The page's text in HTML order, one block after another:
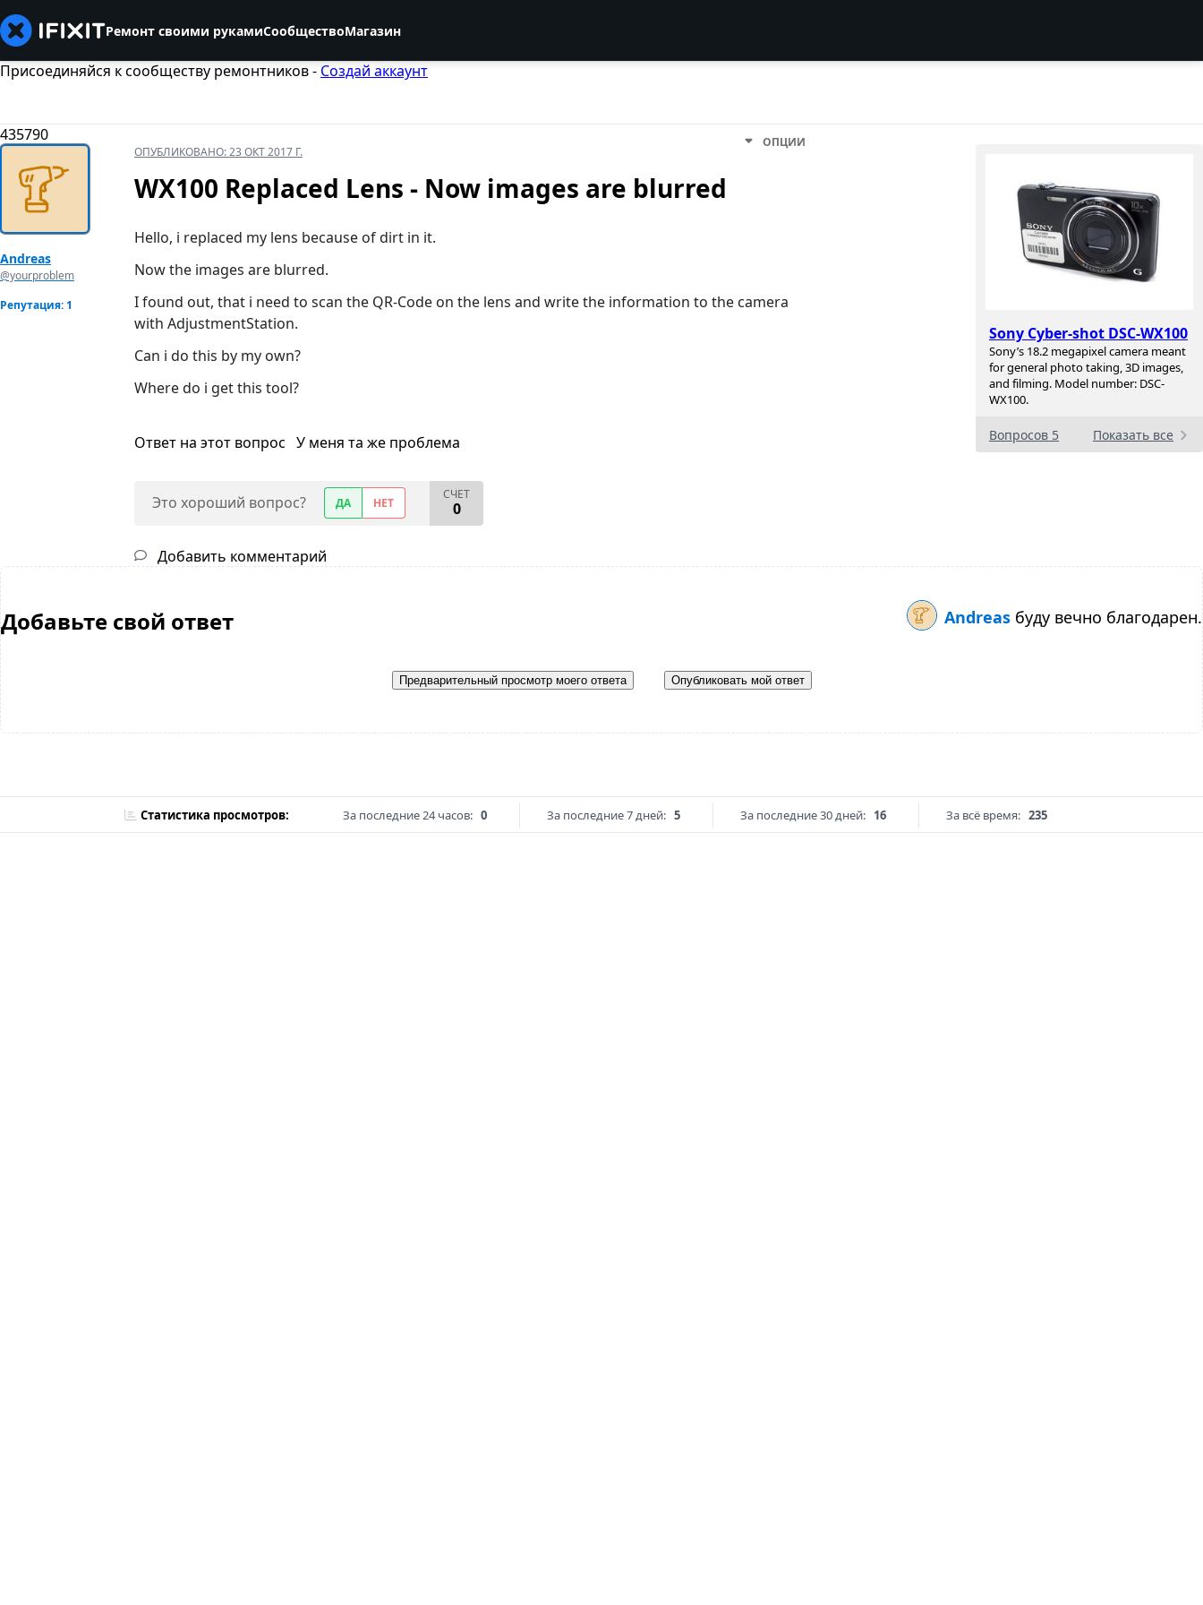
Ремонт своими рукамиСообществоМагазин
Присоединяйся к сообществу ремонтников - Создай аккаунт
435790
Sony Cyber-shot DSC-WX100
Sony’s 18.2 megapixel camera meant
for general photo taking, 3D images,
and filming. Model number: DSC-
WX100.
Вопросов 5 Показать все
Andreas
@yourproblem
Репутация: 1
ОПУБЛИКОВАНО:23 ОКТ 2017 Г.
ОПЦИИ
WX100 Replaced Lens - Now images are blurred
Hello, i replaced my lens because of dirt in it.
Now the images are blurred.
I found out, that i need to scan the QR-Code on the lens and write the information to the camera
with AdjustmentStation.
Can i do this by my own?
Where do i get this tool?
Ответ на этот вопрос У меня та же проблема
Это хороший вопрос? ДА НЕТ
СЧЕТ
0
Добавить комментарий
Добавьте свой ответ Andreas буду вечно благодарен.
Предварительный просмотр моего ответа Опубликовать мой ответ
Статистика просмотров: За последние 24 часов: 0 За последние 7 дней: 5 За последние 30 дней: 16 За всё время: 235